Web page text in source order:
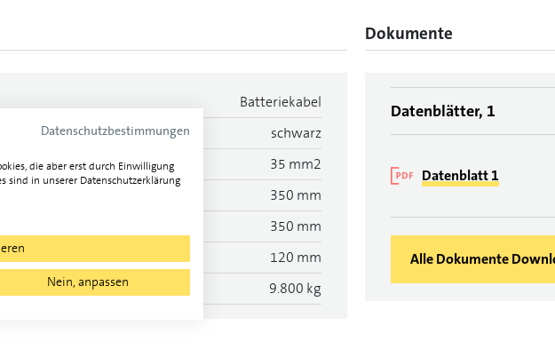
Batteriekabel
schwarz
35 mm2
350 mm
350 mm
120 mm
9.800 kg
Dokumente
Datenblätter, 1
Datenblatt 1
Alle Dokumente
Datenschutzbestimmungen
die aber erst durch Einwilligung
sind in unserer Datenschutzerklärung
Nein, anpassen